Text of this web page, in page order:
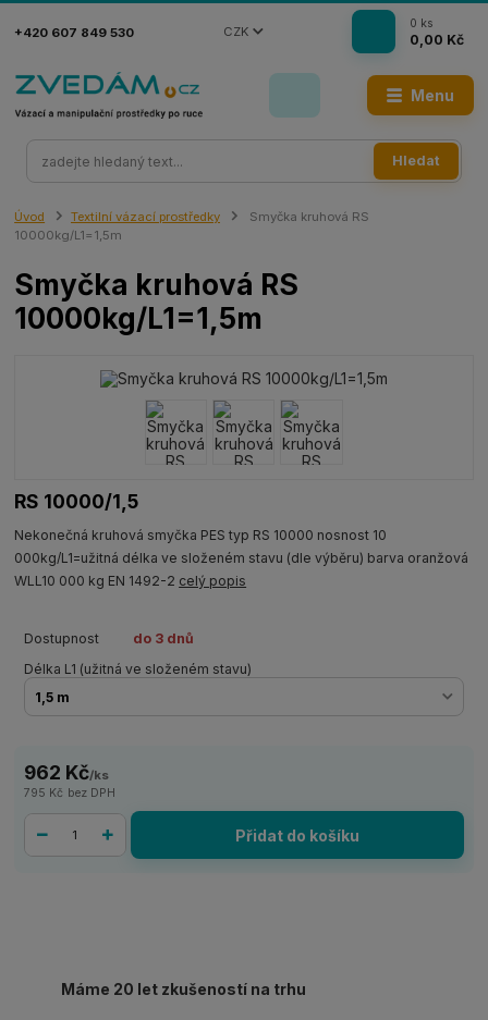
Menu
CZK
Hledat
+420 607 849 530
0 ks
0,00 Kč
Úvod Textilní vázací prostředky
Smyčka kruhová RS
10000kg/L1=1,5m
Smyčka kruhová RS
10000kg/L1=1,5m
RS 10000/1,5
Nekonečná kruhová smyčka PES typ RS 10000 nosnost 10
000kg/L1=užitná délka ve složeném stavu (dle výběru) barva oranžová
WLL10 000 kg EN 1492-2 celý popis
Dostupnost
do 3 dnů
Délka L1 (užitná ve složeném stavu)
962 Kč/ks
795 Kč bez DPH
Přidat do košíku
Máme 20 let zkušeností na trhu